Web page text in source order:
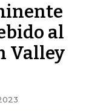
al
Valley